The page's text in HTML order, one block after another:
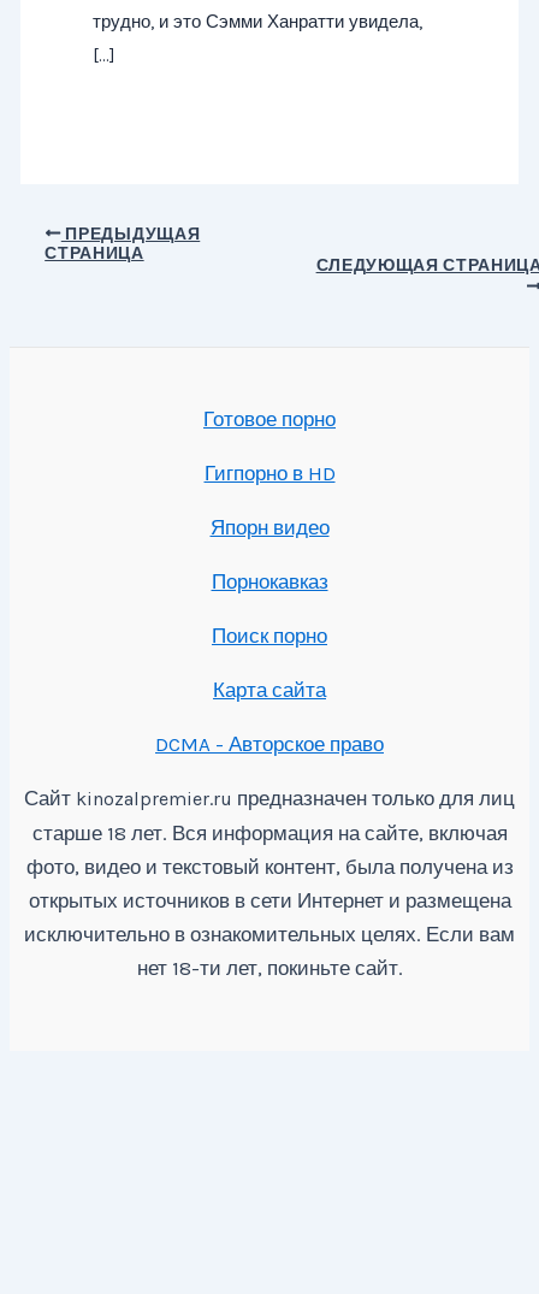
трудно, и это Сэмми Ханратти увидела,
[…]
Навигация
ПРЕДЫДУЩАЯ
СТРАНИЦА
СЛЕДУЮЩАЯ
Готовое порно
Гигпорно в HD
Япорн видео
Порнокавказ
Поиск порно
Карта сайта
DCMA - Авторское право
Сайт kinozalpremier.ru предназначен только для лиц
старше 18 лет. Вся информация на сайте, включая
фото, видео и текстовый контент, была получена из
открытых источников в сети Интернет и размещена
исключительно в ознакомительных целях. Если вам
нет 18-ти лет, покиньте сайт.